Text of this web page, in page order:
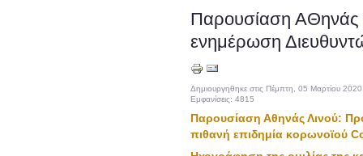
Παρουσίαση ΑΘηνάς
ενημέρωση
Δημιουργηθηκε στις Πέμπτη, 05 Μαρτίου
Εμφανίσεις: 4815
Παρουσίαση Αθηνάς Λινού:
πιθανή επιδημία κορωνοϊού